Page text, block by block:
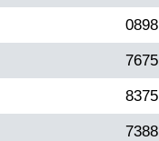
0898
7675
8375
7388